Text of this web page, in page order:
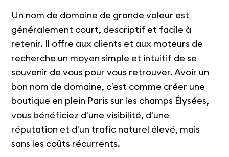
Un nom de domaine de grande valeur est
généralement court, descriptif et facile à
retenir. Il offre aux clients et aux moteurs de
recherche un moyen simple et intuitif de se
souvenir de vous pour vous retrouver. Avoir un
bon nom de domaine, c'est comme créer une
boutique en plein Paris sur les champs Élysées,
vous bénéficiez d'une visibilité, d'une
réputation et d'un trafic naturel élevé, mais
sans les coûts récurrents.